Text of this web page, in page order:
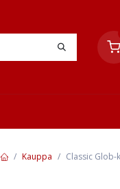
Kauppa Classic